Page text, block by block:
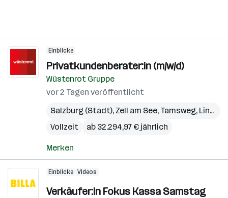
Einblicke
Privatkundenberater:in (m/w/d)
Wüstenrot Gruppe
vor 2 Tagen veröffentlicht
Salzburg (Stadt), Zell am See, Tamsweg, Linz
Vollzeit
ab 32.294,97 € jährlich
Merken
Einblicke Videos
Verkäufer:in Fokus Kassa Samstag